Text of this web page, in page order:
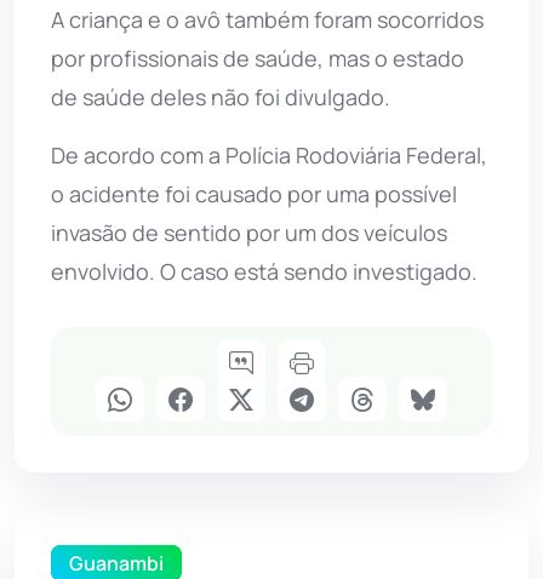
A criança e o avô também foram socorridos
por profissionais de saúde, mas o estado
de saúde deles não foi divulgado.
De acordo com a Polícia Rodoviária Federal,
o acidente foi causado por uma possível
invasão de sentido por um dos veículos
envolvido. O caso está sendo investigado.
Guanambi